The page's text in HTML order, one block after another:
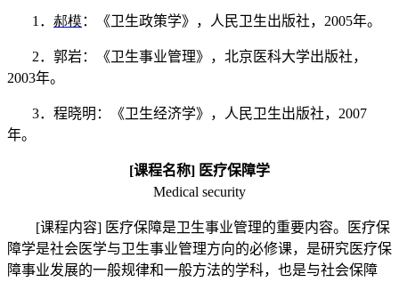
1 ． 郝模 ：《卫生政策学》，人民卫生出版社， 2005年。
2．郭岩：《卫生事业管理》，北京医科大学出版社，
2003年。
3．程晓明：《卫生经济学》，人民卫生出版社， 2007
年。
[课程名称] 医疗保障学
Medical security
[课程内容] 医疗保障是卫生事业管理的重要内容。医疗保
障学是社会医学与卫生事业管理方向的必修课，是研究医疗保
障事业发展的一般规律和一般方法的学科，也是与社会保障